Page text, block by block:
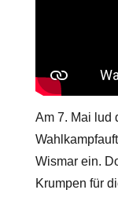
Am 7. Mai lud
Wismar ein.
Krumpen für